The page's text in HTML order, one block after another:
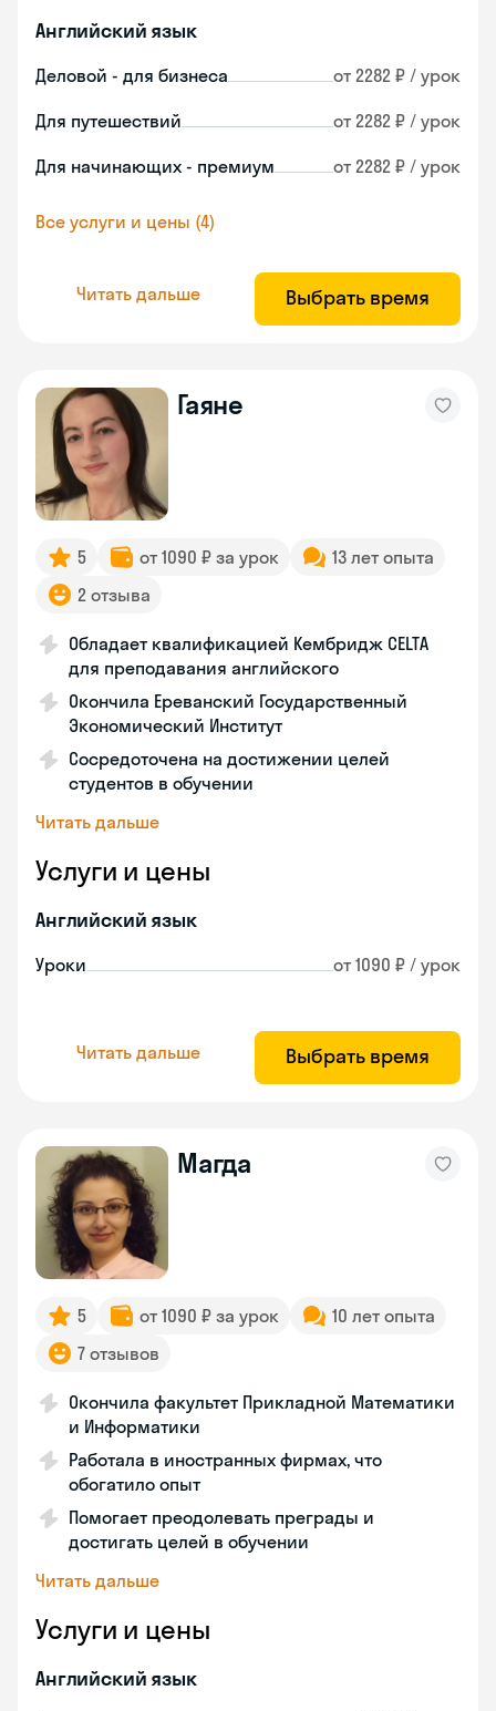
Английский язык
Деловой - для бизнеса от 2282 ₽ / урок
Для путешествий от 2282 ₽ / урок
Для начинающих - премиум от 2282 ₽ / урок
Все услуги и цены (4)
Читать дальше Выбрать время
Гаяне
5 от 1090 ₽ за урок
13 лет опыта
2 отзыва
Обладает квалификацией Кембридж CELTA
для преподавания английского
Окончила Ереванский Государственный
Экономический Институт
Сосредоточена на достижении целей
студентов в обучении
Читать дальше
Услуги и цены
Английский язык
Уроки от 1090 ₽ / урок
Читать дальше Выбрать время
Магда
5 от 1090 ₽ за урок
10 лет опыта
7 отзывов
Окончила факультет Прикладной Математики
и Информатики
Работала в иностранных фирмах, что
обогатило опыт
Помогает преодолевать преграды и
достигать целей в обучении
Читать дальше
Услуги и цены
Английский язык